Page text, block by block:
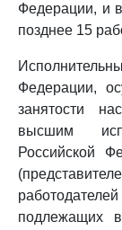
Федерации, и
позднее 15
Федерации,
занятости
высшим
Российской
подлежащих